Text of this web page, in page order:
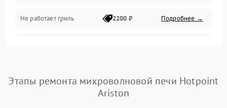
Не работает гриль 2200 ₽ Подробнее →
Подробнее →
Этапы ремонта микроволновой печи Hotpoint
Ariston